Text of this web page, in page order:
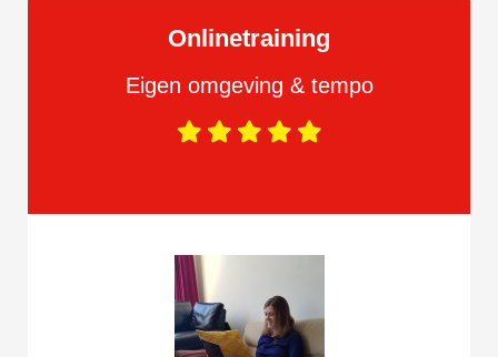
Onlinetraining
Eigen omgeving & tempo